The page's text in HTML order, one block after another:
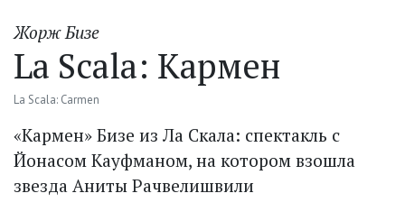
Жорж Бизе
La Scala: Кармен
La Scala: Carmen
«Кармен» Бизе из Ла Скала: спектакль с
Йонасом Кауфманом, на котором взошла
звезда Аниты Рачвелишвили